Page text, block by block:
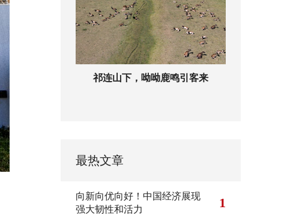
祁连山下，呦呦鹿鸣引客来
最热文章
向新向优向好！中国经济展现
强大韧性和活力
1